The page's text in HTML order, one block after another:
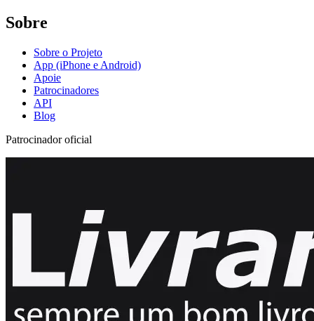
Sobre
Sobre o Projeto
App (iPhone e Android)
Apoie
Patrocinadores
API
Blog
Patrocinador oficial